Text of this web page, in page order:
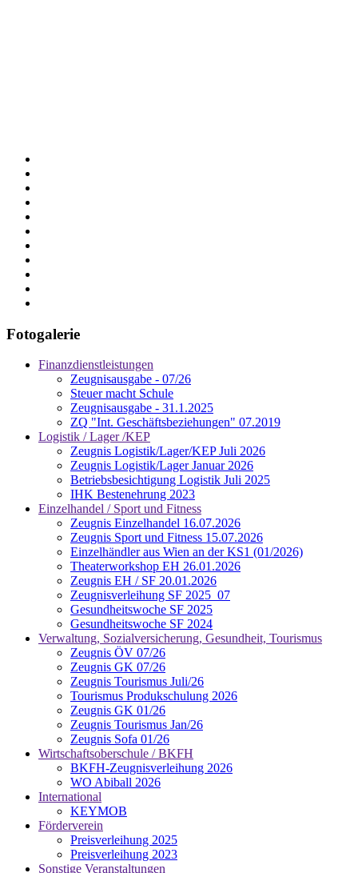
Fotogalerie
Finanzdienstleistungen
Zeugnisausgabe - 07/26
Steuer macht Schule
Zeugnisausgabe - 31.1.2025
ZQ "Int. Geschäftsbeziehungen" 07.2019
Logistik / Lager /KEP
Zeugnis Logistik/Lager/KEP Juli 2026
Zeugnis Logistik/Lager Januar 2026
Betriebsbesichtigung Logistik Juli 2025
IHK Bestenehrung 2023
Einzelhandel / Sport und Fitness
Zeugnis Einzelhandel 16.07.2026
Zeugnis Sport und Fitness 15.07.2026
Einzelhändler aus Wien an der KS1 (01/2026)
Theaterworkshop EH 26.01.2026
Zeugnis EH / SF 20.01.2026
Zeugnisverleihung SF 2025_07
Gesundheitswoche SF 2025
Gesundheitswoche SF 2024
Verwaltung, Sozialversicherung, Gesundheit, Tourismus
Zeugnis ÖV 07/26
Zeugnis GK 07/26
Zeugnis Tourismus Juli/26
Tourismus Produkschulung 2026
Zeugnis GK 01/26
Zeugnis Tourismus Jan/26
Zeugnis Sofa 01/26
Wirtschaftsoberschule / BKFH
BKFH-Zeugnisverleihung 2026
WO Abiball 2026
International
KEYMOB
Förderverein
Preisverleihung 2025
Preisverleihung 2023
Sonstige Veranstaltungen